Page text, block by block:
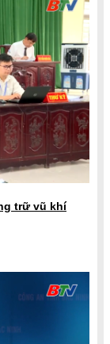
trữ vũ khí